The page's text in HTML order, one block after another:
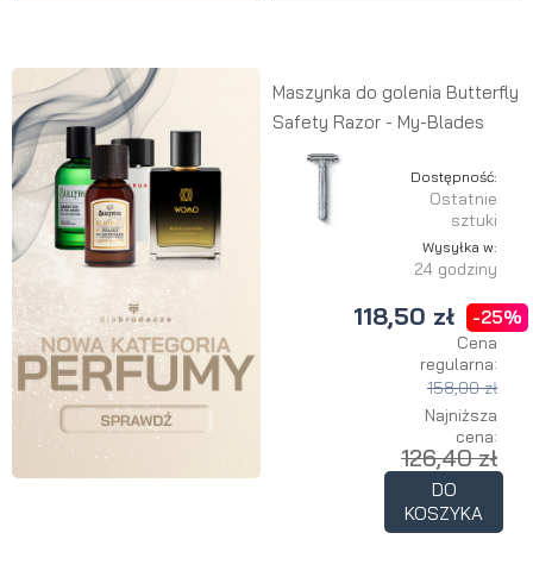
Maszynka do golenia Butterfly
Safety Razor - My-Blades
Dostępność:
Ostatnie
sztuki
Wysyłka w:
24 godziny
118,50 zł -25%
Cena
regularna:
158,00 zł
Najniższa
cena:
126,40 zł
DO
KOSZYKA